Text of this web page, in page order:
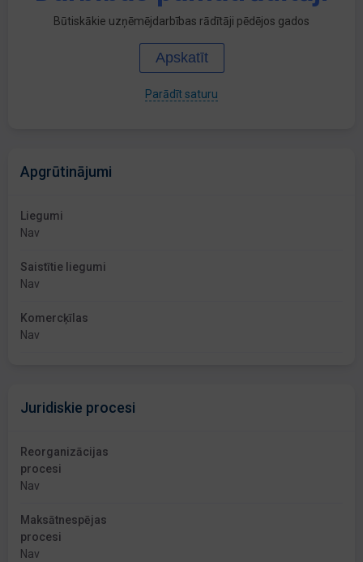
Būtiskākie uzņēmējdarbības rādītāji pēdējos gados
Apskatīt
Parādīt saturu
Apgrūtinājumi
Liegumi
Nav
Saistītie liegumi
Nav
Komercķīlas
Nav
Juridiskie procesi
Reorganizācijas
procesi
Nav
Maksātnespējas
procesi
Nav